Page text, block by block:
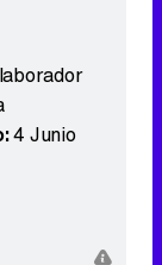
4 Junio